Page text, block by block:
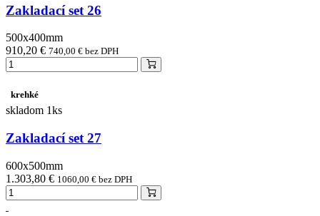
Zakladací set 26
500x400mm
910,20 € 740,00 € bez DPH
krehké
skladom 1ks
Zakladací set 27
600x500mm
1.303,80 € 1060,00 € bez DPH